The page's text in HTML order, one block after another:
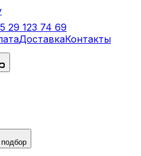
29 123 74 69
ДоставкаКонтакты